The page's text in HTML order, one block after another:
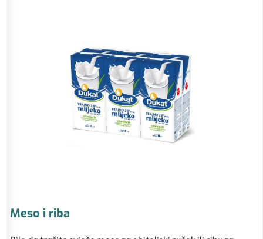
Meso i riba